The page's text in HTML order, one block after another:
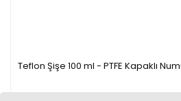
Teflon Şişe 100 ml - PTFE Kapaklı